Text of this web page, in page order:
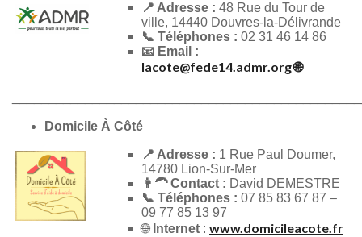
📍 Adresse : 48 Rue du Tour de
ville, 14440 Douvres-la-Délivrande
📞 Téléphones : 02 31 46 14 86
📧 Email :
lacote@fede14.admr.org🌐
Domicile À Côté
📍 Adresse : 1 Rue Paul Doumer,
14780 Lion-Sur-Mer
👨‍🦱 Contact : David DEMESTRE
📞 Téléphones : 07 85 83 67 87 –
09 77 85 13 97
🌐 Internet : www.domicileacote.fr